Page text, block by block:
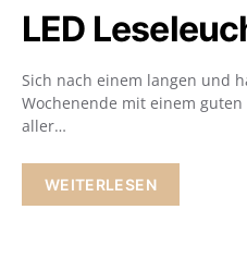
LED
Sich nach einem langen und
Wochenende mit einem
aller…
WEITERLESEN